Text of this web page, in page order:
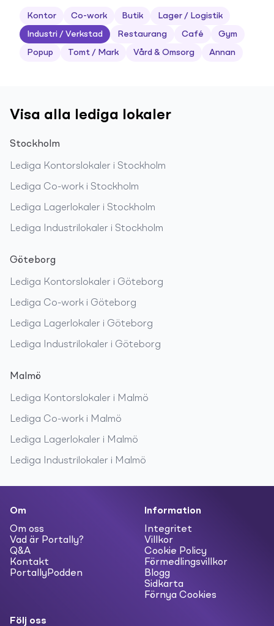
Kontor Co-work Butik Lager / Logistik
Industri / Verkstad Restaurang Café Gym
Popup Tomt / Mark Vård & Omsorg Annan
Visa alla lediga lokaler
Stockholm
Lediga Kontorslokaler i Stockholm
Lediga Co-work i Stockholm
Lediga Lagerlokaler i Stockholm
Lediga Industrilokaler i Stockholm
Göteborg
Lediga Kontorslokaler i Göteborg
Lediga Co-work i Göteborg
Lediga Lagerlokaler i Göteborg
Lediga Industrilokaler i Göteborg
Malmö
Lediga Kontorslokaler i Malmö
Lediga Co-work i Malmö
Lediga Lagerlokaler i Malmö
Lediga Industrilokaler i Malmö
Om
Om oss
Vad är Portally?
Q&A
Kontakt
PortallyPodden
Information
Integritet
Villkor
Cookie Policy
Förmedlingsvillkor
Blogg
Sidkarta
Förnya Cookies
Följ oss